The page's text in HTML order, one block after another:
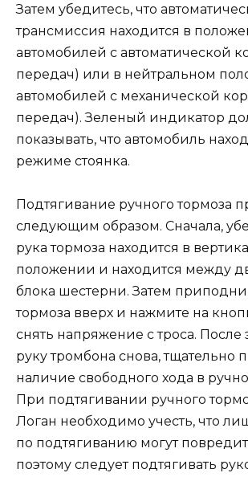
Затем убедитесь, что
трансмиссия находится в
автомобилей с автоматической
передач) или в нейтральном
автомобилей с механической
передач). Зеленый индикатор
показывать, что автомобиль
режиме стоянка.
Подтягивание ручного тормоза
следующим образом. Сначала,
рука тормоза находится в
положении и находится между
блока шестерни. Затем
тормоза вверх и нажмите на
снять напряжение с троса. После
руку тромбона снова, тщательно
наличие свободного хода в
При подтягивании ручного
Логан необходимо учесть, что
по подтягиванию могут
поэтому следует подтягивать